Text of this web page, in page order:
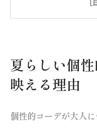
大人の魅力引き上
個性的コー
なし術
夏らしい個
映える理由
個性的コーデが大人